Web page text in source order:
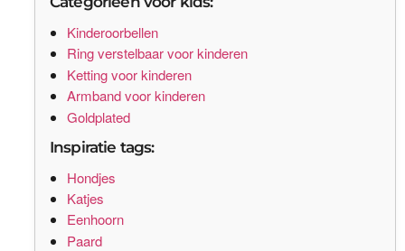
Kinderoorbellen
Ring verstelbaar voor kinderen
Ketting voor kinderen
Armband voor kinderen
Goldplated
Inspiratie tags:
Hondjes
Katjes
Eenhoorn
Paard